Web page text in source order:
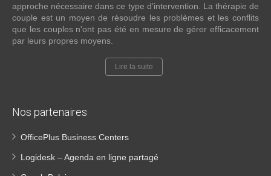
approche nécessaire dans ce type d’intervention. La thérapie de
couple est un moyen de résoudre les problèmes et les conflits
que les couples n'ont pas été en mesure de gérer efficacement
par leurs propres moyens.
Lire la suite
Nos partenaires
OfficePlus Business Centers
Logidesk – Agenda en ligne partagé